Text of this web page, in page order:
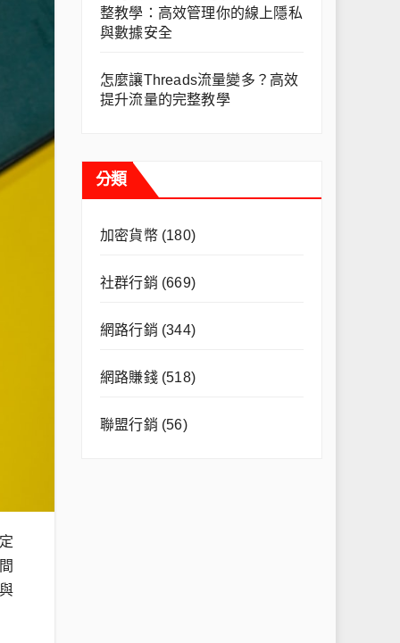
整教學：高效管理你的線上隱私
與數據安全
怎麼讓Threads流量變多？高效
提升流量的完整教學
分類
加密貨幣(180)
社群行銷 (669)
網路行銷 (344)
網路賺錢(518)
聯盟行銷 (56)